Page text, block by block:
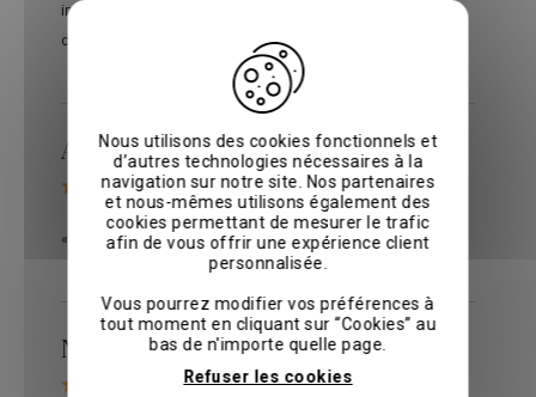
impeccable, pas besoin de repasser..lavage très
doux,30degre. »
Axel R.le 22/01/2026sur Avis vérifiés
« Très satisfait de la qualité et du service client »
Nadine G. le 25/11/2025surAvis vérifiés
Nous utilisons des cookies fonctionnels et
d’autres technologies nécessaires à la
navigation sur notre site. Nos partenaires
et nous-mêmes utilisons également des
cookies permettant de mesurer le trafic
afin de vous offrir une expérience client
personnalisée.
Vous pourrez modifier vos préférences à
tout moment en cliquant sur “Cookies” au
bas de n'importe quelle page.
Refuser les cookies